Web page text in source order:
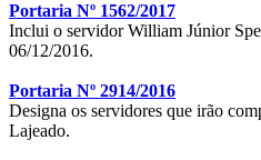
Portaria Nº 1562/2017
Inclui o servidor William Júnior
06/12/2016.
Portaria Nº 2914/2016
Designa os servidores que irão
Lajeado.